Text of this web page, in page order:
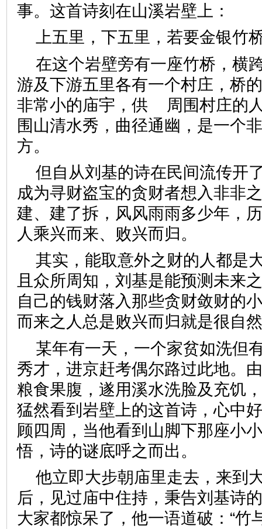
事。这首诗刻在山溪岩壁上：
上五里，下五里，若要金银竹
在这个岩壁旁有一座竹桥，横
游及下游五里各有一个村庄，桥
非常小的庙宇，供 周围村庄的
围山清水秀，曲径通幽，是一个
方。
但自从刘基的诗在民间流传开
成为寻财盗宝的贪财者想入非非
建、建了拆，风风雨雨多少年，
人乘兴而来、败兴而归。
其实，能取意外之财的人都是
且众所周知，刘基是能预测未来
自己的钱财落入那些贪财敛财的
而来之人总是败兴而归就是很自
某年有一天，一个家贫如洗但
秀才，进京赶考偶尔路过此地。
粮食果腹，遂用溪水洗脸及充饥
猛然看到岩壁上的这首诗，心中
顾四周，当他看到山脚下那座小
悟，诗的谜底呼之而出。
他立即大步朝庙里走去，来到
后，见过庙中住持，秉告刘基诗
大家都惊呆了，他一语道破：“竹